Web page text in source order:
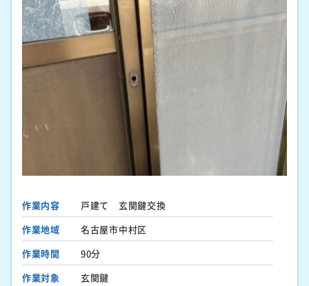
作業内容
戸建て 玄関鍵交換
作業地域
名古屋市中村区
作業時間
90分
作業対象
玄関鍵